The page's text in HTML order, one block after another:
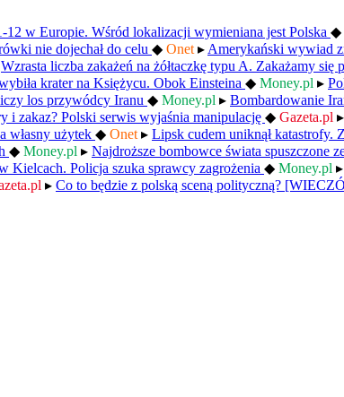
w Europie. Wśród lokalizacji wymieniana jest Polska ◆
nie dojechał do celu ◆ Onet ▸ Amerykański wywiad
Wzrasta liczba zakażeń na żółtaczkę typu A. Zakażamy się
krater na Księżycu. Obok Einsteina ◆ Money.pl ▸
los przywódcy Iranu ◆ Money.pl ▸ Bombardowanie
i zakaz? Polski serwis wyjaśnia manipulację ◆ Gazeta.pl ▸
własny użytek ◆ Onet ▸ Lipsk cudem uniknął katastrofy.
◆ Money.pl ▸ Najdroższe bombowce świata spuszczone
Kielcach. Policja szuka sprawcy zagrożenia ◆ Money.pl ▸
▸ Co to będzie z polską sceną polityczną?